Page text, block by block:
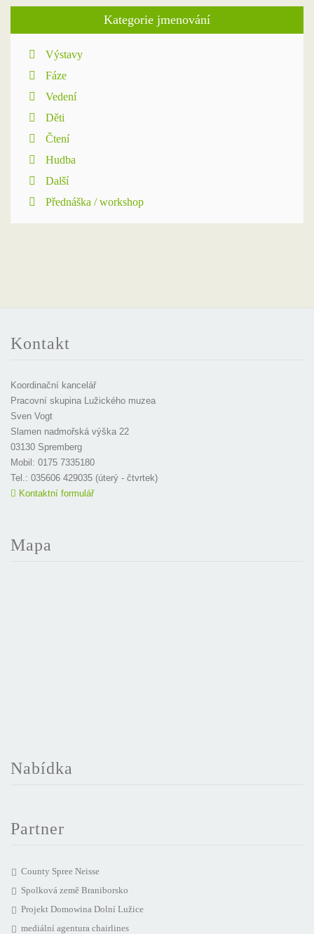
Kategorie jmenování
Výstavy
Fáze
Vedení
Děti
Čtení
Hudba
Další
Přednáška / workshop
Kontakt
Koordinační kancelář
Pracovní skupina Lužického muzea
Sven Vogt
Slamen nadmořská výška 22
03130 Spremberg
Mobil: 0175 7335180
Tel.: 035606 429035 (úterý - čtvrtek)
Kontaktní formulář
Mapa
Nabídka
Partner
County Spree Neisse
Spolková země Braniborsko
Projekt Domowina Dolní Lužice
mediální agentura chairlines